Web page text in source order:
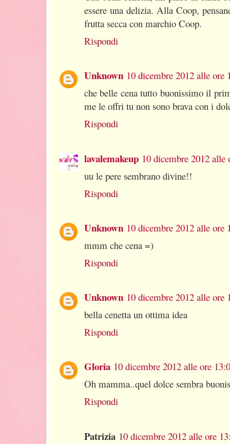
essere una delizia. Alla Coop,
frutta secca con marchio Coop.
Rispondi
Unknown 10 dicembre 2012 alle ore
che belle cena tutto buonissimo il
me le offri tu non sono brava con i
Rispondi
lavalemakeup 10 dicembre 2012 alle
uu le pere sembrano divine!!
Rispondi
Unknown 10 dicembre 2012 alle ore
mmm che cena =)
Rispondi
Unknown 10 dicembre 2012 alle ore
bella cenetta un ottima idea
Rispondi
Gloria 10 dicembre 2012 alle ore
Oh mamma..quel dolce sembra
Rispondi
Patrizia 10 dicembre 2012 alle ore